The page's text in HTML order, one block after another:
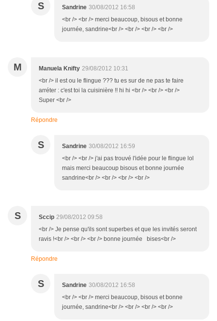
S Sandrine 30/08/2012 16:58
<br /> <br /> merci beaucoup, bisous et bonne
journée, sandrine<br /> <br /> <br /> <br />
M Manuela Knifty 29/08/2012 10:31
<br /> il est ou le flingue ??? tu es sur de ne pas te faire
arréter : c'est toi la cuisinière !! hi hi <br /> <br /> <br />
Super <br />
Répondre
S Sandrine 30/08/2012 16:59
<br /> <br /> j'ai pas trouvé l'idée pour le flingue lol
mais merci beaucoup bisous et bonne journée
sandrine<br /> <br /> <br /> <br />
S Sccip 29/08/2012 09:58
<br /> Je pense qu'ils sont superbes et que les invités seront
ravis !<br /> <br /> <br /> bonne journée bises<br />
Répondre
S Sandrine 30/08/2012 16:58
<br /> <br /> merci beaucoup, bisous et bonne
journée, sandrine<br /> <br /> <br /> <br />